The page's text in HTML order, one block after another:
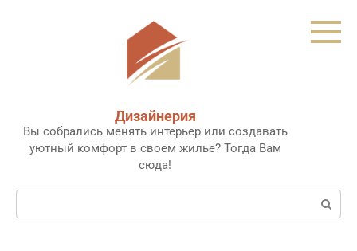
Дизайнерия
Вы собрались менять интерьер или создавать
уютный комфорт в своем жилье? Тогда Вам
сюда!
Поиск: